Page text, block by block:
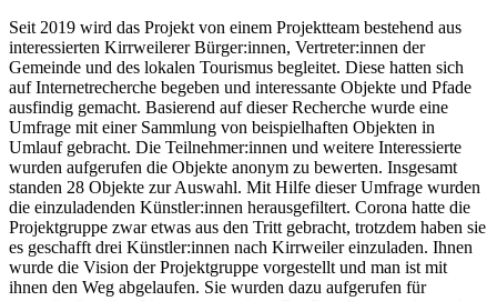
Seit 2019 wird das Projekt von einem Projektteam bestehend aus
interessierten Kirrweilerer Bürger:innen, Vertreter:innen der
Gemeinde und des lokalen Tourismus begleitet. Diese hatten sich
auf Internetrecherche begeben und interessante Objekte und Pfade
ausfindig gemacht. Basierend auf dieser Recherche wurde eine
Umfrage mit einer Sammlung von beispielhaften Objekten in
Umlauf gebracht. Die Teilnehmer:innen und weitere Interessierte
wurden aufgerufen die Objekte anonym zu bewerten. Insgesamt
standen 28 Objekte zur Auswahl. Mit Hilfe dieser Umfrage wurden
die einzuladenden Künstler:innen herausgefiltert. Corona hatte die
Projektgruppe zwar etwas aus den Tritt gebracht, trotzdem haben sie
es geschafft drei Künstler:innen nach Kirrweiler einzuladen. Ihnen
wurde die Vision der Projektgruppe vorgestellt und man ist mit
ihnen den Weg abgelaufen. Sie wurden dazu aufgerufen für